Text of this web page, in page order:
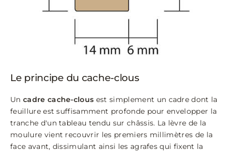
Le principe du cache-clous
Un cadre cache-clous est simplement un cadre dont la
feuillure est suffisamment profonde pour envelopper la
tranche d'un tableau tendu sur châssis. La lèvre de la
moulure vient recouvrir les premiers millimètres de la
face avant, dissimulant ainsi les agrafes qui fixent la